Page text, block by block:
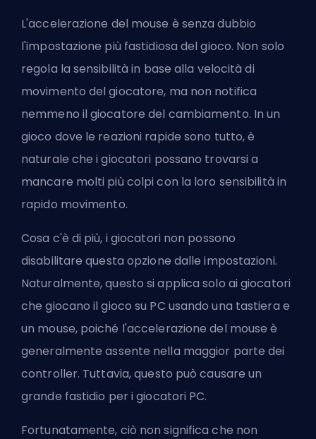
L'accelerazione del mouse è senza dubbio
l'impostazione più fastidiosa del gioco. Non solo
regola la sensibilità in base alla velocità di
movimento del giocatore, ma non notifica
nemmeno il giocatore del cambiamento. In un
gioco dove le reazioni rapide sono tutto, è
naturale che i giocatori possano trovarsi a
mancare molti più colpi con la loro sensibilità in
rapido movimento.
Cosa c'è di più, i giocatori non possono
disabilitare questa opzione dalle impostazioni.
Naturalmente, questo si applica solo ai giocatori
che giocano il gioco su PC usando una tastiera e
un mouse, poiché l'accelerazione del mouse è
generalmente assente nella maggior parte dei
controller. Tuttavia, questo può causare un
grande fastidio per i giocatori PC.
Fortunatamente, ciò non significa che non